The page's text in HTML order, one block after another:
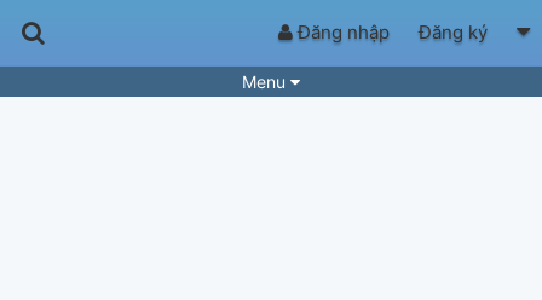
Đăng nhập Đăng ký
Menu